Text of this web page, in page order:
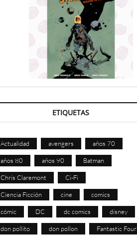
ETIQUETAS
Actualidad avengers años 70
años 80 años 90 Batman
Chris Claremont Ci-Fi
Ciencia Ficción cine comics
cómic DC dc comics disney
don pollito don pollon Fantastic Four